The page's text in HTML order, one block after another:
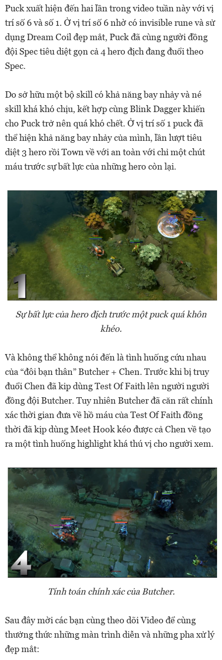
Puck xuất hiện đến hai lần trong video tuần này với vị
trí số 6 và số 1. Ở vị trí số 6 nhờ có invisible rune và sử
dụng Dream Coil đẹp mắt, Puck đã cùng người đồng
đội Spec tiêu diệt gọn cả 4 hero địch đang đuổi theo
Spec.
Do sở hữu một bộ skill có khả năng bay nhảy và né
skill khá khó chịu, kết hợp cùng Blink Dagger khiến
cho Puck trở nên quá khó chết. Ở vị trí số 1 puck đã
thể hiện khả năng bay nhảy của mình, lần lượt tiêu
diệt 3 hero rồi Town về với an toàn với chỉ một chút
máu trước sự bất lực của những hero còn lại.
Sự bất lực của hero địch trước một puck quá khôn
khéo.
Và không thể không nói đến là tình huống cứu nhau
của “đôi bạn thân” Butcher + Chen. Trước khi bị truy
đuổi Chen đã kip dùng Test Of Faith lên người người
đồng đội Butcher. Tuy nhiên Butcher đã căn rất chính
xác thời gian đưa về hồ máu của Test Of Faith đồng
thời đã kịp dùng Meet Hook kéo được cả Chen về tạo
ra một tình huống highlight khá thú vị cho người xem.
Tính toán chính xác của Butcher.
Sau đây mời các bạn cùng theo dõi Video để cùng
thưởng thức những màn trình diễn và những pha xử lý
đẹp mắt: